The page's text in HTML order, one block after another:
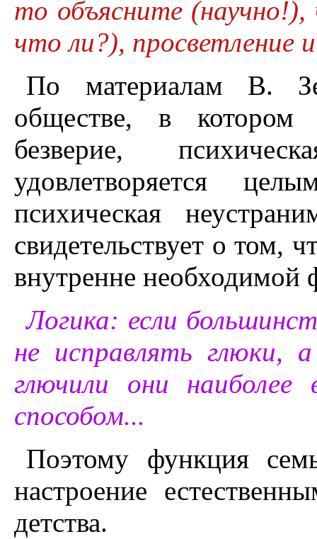
то объясните
что ли?), просветление
По материалам В.
обществе, в котором
безверие,
удовлетворяется
психическая
свидетельствует о том,
внутренне
Логика: если
не исправлять глюки,
глючили они наиболее
способом...
Поэтому функция
настроение
детства.